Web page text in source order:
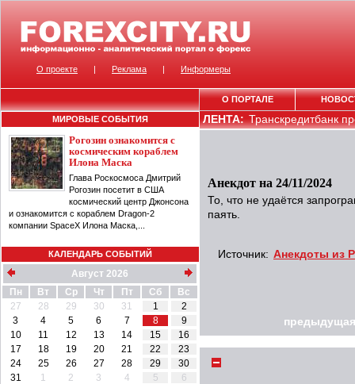
МИРОВЫЕ СОБЫТИЯ
Рогозин ознакомится с
космическим кораблем
Илона Маска
Глава Роскосмоса Дмитрий
Рогозин посетит в США
космический центр Джонсона
и ознакомится с кораблем Dragon-2
компании SpaceX Илона Маска,...
КАЛЕНДАРЬ СОБЫТИЙ
Август 2026
Пн
Вт Ср Чт Пт Сб
Вс
27
28 29 30 31 1
2
3
4 5 6 7 8
9
10
11 12 13 14 15
16
17
18 19 20 21 22
23
24
25 26 27 28 29
30
31
1 2 3 4 5
6
ЛЕНТА:Транскредитбанк
Анекдот на 24/11/2024
То, что не удаётся
паять.
Источник: Анекдоты из
предыдущая
О проекте | Реклама | Информеры
О ПОРТАЛЕ